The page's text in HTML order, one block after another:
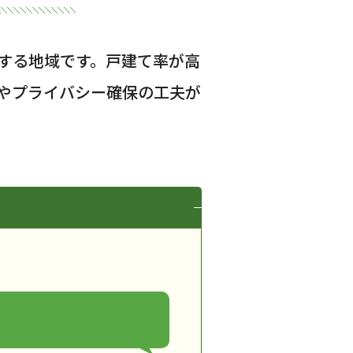
る地域です。戸建て率が高
プライバシー確保の工夫が